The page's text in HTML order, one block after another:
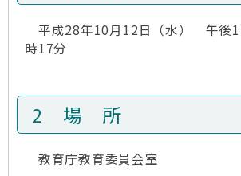
平成28年10月12日（水） 午後1
時17分
2 場 所
教育庁教育委員会室